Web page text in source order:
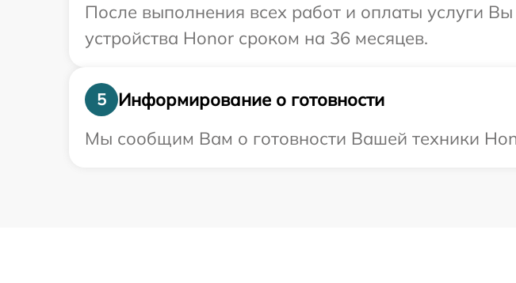
После выполнения всех работ и оплаты услуги
устройства Honor сроком на 36 месяцев.
5
Информирование о готовности
Мы сообщим Вам о готовности Вашей техники